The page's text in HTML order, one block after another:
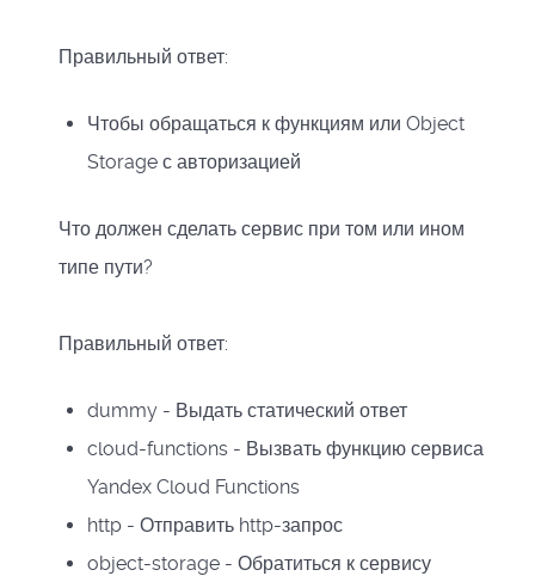
Правильный ответ:
Чтобы обращаться к функциям или Object
Storage с авторизацией
Что должен сделать сервис при том или ином
типе пути?
Правильный ответ:
dummy - Выдать статический ответ
cloud-functions - Вызвать функцию сервиса
Yandex Cloud Functions
http - Отправить http-запрос
object-storage - Обратиться к сервису